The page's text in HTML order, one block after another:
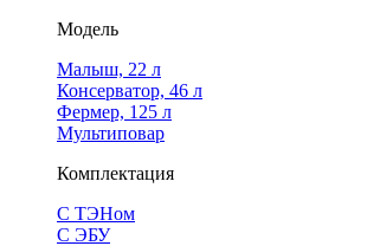
Модель
Малыш, 22 л
Консерватор, 46 л
Фермер, 125 л
Мультиповар
Комплектация
С ТЭНом
С ЭБУ